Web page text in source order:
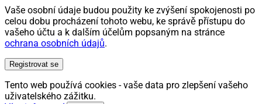
Vaše osobní údaje budou použity ke zvýšení spokojenosti po
celou dobu procházení tohoto webu, ke správě přístupu do
vašeho účtu a k dalším účelům popsaným na stránce
ochrana osobních údajů.
Registrovat se
Tento web používá cookies - vaše data pro zlepšení vašeho
uživatelského zážitku.